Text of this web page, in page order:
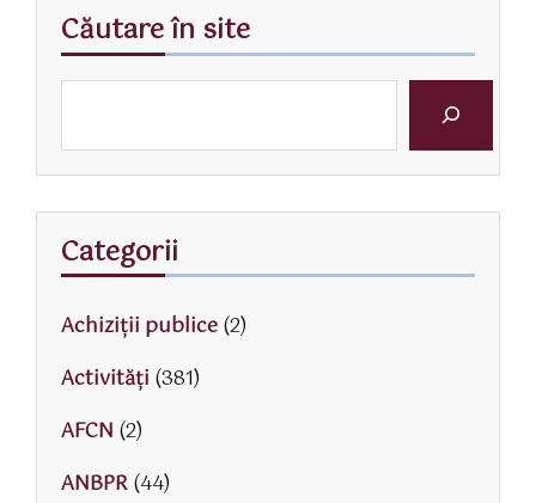
Căutare în site
Categorii
Achiziții publice(2)
Activităţi (381)
AFCN (2)
ANBPR(44)